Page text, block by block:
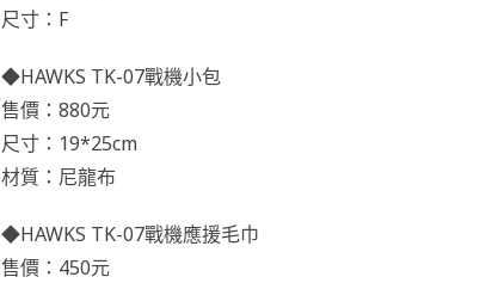
尺寸：F
◆HAWKS TK-07戰機小包
售價：880元
尺寸：19*25cm
材質：尼龍布
◆HAWKS TK-07戰機應援毛巾
售價：450元